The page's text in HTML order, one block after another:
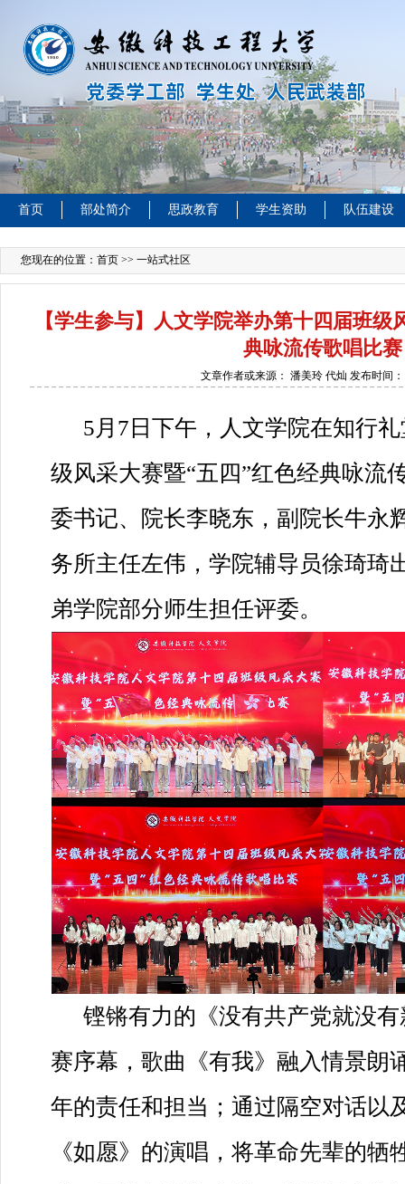
首页 部处简介 思政教育 学生资助 队伍建设
您现在的位置： 首页 >> 一站式社区
【学生参与】人文学院举办第十四届班级
典咏流传歌唱比赛
文章作者或来源： 潘美玲 代灿 发布时间：
5月7日下午，人文学院在知行
级风采大赛暨“五四”红色经典咏流
委书记、院长李晓东，副院长牛永
务所主任左伟，学院辅导员徐琦琦
弟学院部分师生担任评委。
铿锵有力的《没有共产党就没
赛序幕，歌曲《有我》融入情景朗
年的责任和担当；通过隔空对话以
《如愿》的演唱，将革命先辈的牺